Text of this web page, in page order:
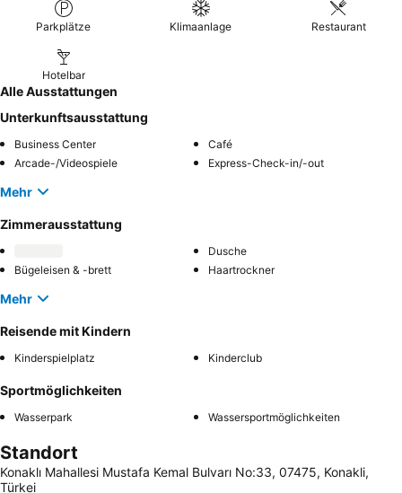
Parkplätze Klimaanlage Restaurant
Hotelbar
Alle Ausstattungen
Unterkunftsausstattung
Business Center
Café
Arcade-/Videospiele
Express-Check-in/-out
Mehr
Zimmerausstattung
Dusche
Bügeleisen & -brett
Haartrockner
Mehr
Reisende mit Kindern
Kinderspielplatz Kinderclub
Sportmöglichkeiten
Wasserpark Wassersportmöglichkeiten
Standort
Konaklı Mahallesi Mustafa Kemal Bulvarı No:33, 07475, Konakli,
Türkei